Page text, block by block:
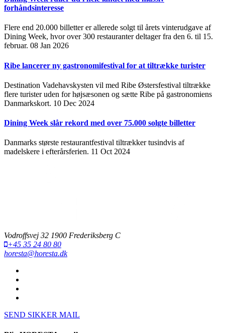
forhåndsinteresse
Flere end 20.000 billetter er allerede solgt til årets vinterudgave af
Dining Week, hvor over 300 restauranter deltager fra den 6. til 15.
februar. 08 Jan 2026
Ribe lancerer ny gastronomifestival for at tiltrække turister
Destination Vadehavskysten vil med Ribe Østersfestival tiltrække
flere turister uden for højsæsonen og sætte Ribe på gastronomiens
Danmarkskort. 10 Dec 2024
Dining Week slår rekord med over 75.000 solgte billetter
Danmarks største restaurantfestival tiltrækker tusindvis af
madelskere i efterårsferien. 11 Oct 2024
Vodroffsvej 32 1900 Frederiksberg C
+45 35 24 80 80
horesta@horesta.dk
SEND SIKKER MAIL